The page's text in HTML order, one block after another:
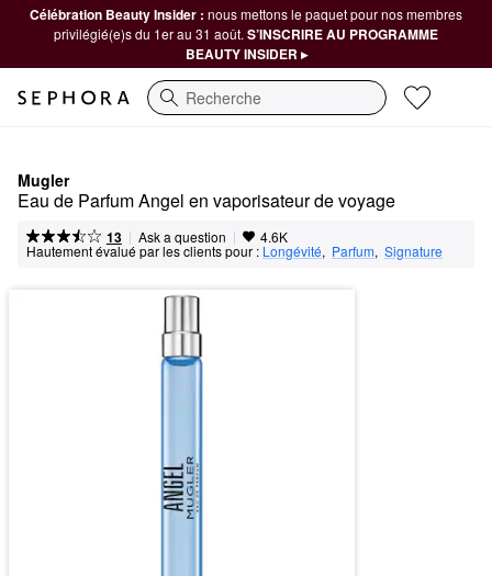
Célébration Beauty Insider : nous mettons le paquet pour nos membres
privilégié(e)s du 1er au 31 août. S’INSCRIRE AU PROGRAMME
BEAUTY INSIDER ▸
Recherche
Mugler
Eau de Parfum Angel en vaporisateur de voyage
13 | Ask a question | 4.6K
Hautement évalué par les clients pour : Longévité, Parfum, Signature